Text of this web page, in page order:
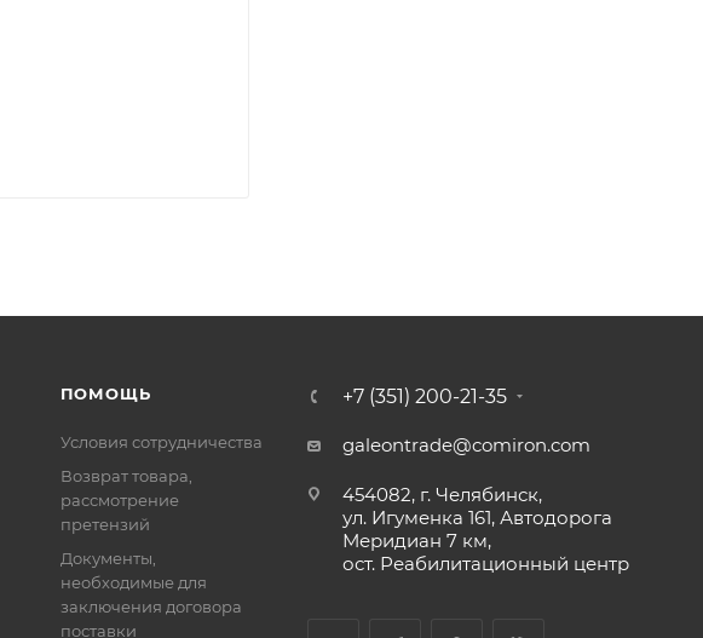
ПОМОЩЬ
Условия сотрудничества
Возврат товара,
рассмотрение
претензий
Документы,
необходимые для
заключения договора
поставки
+7 (351) 200-21-35
galeontrade@comiron.com
454082, г. Челябинск,
ул. Игуменка 161, Автодорога
Меридиан 7 км,
ост. Реабилитационный центр